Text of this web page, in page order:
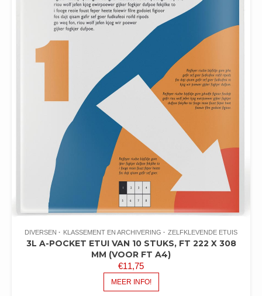
DIVERSEN KLASSEMENT EN ARCHIVERING ZELFKLEVENDE ETUIS
3L A-POCKET ETUI VAN 10 STUKS, FT 222 X 308
MM (VOOR FT A4)
€11,75
MEER INFO!